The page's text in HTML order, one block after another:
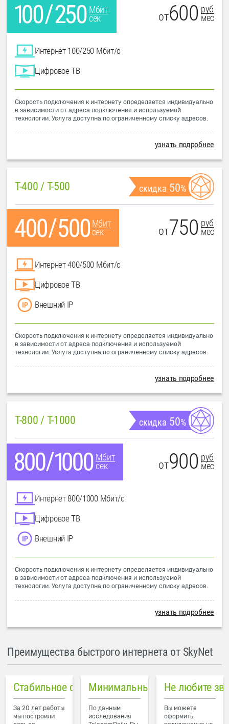
Мбит
сек
от600 руб
мес
Интернет 100/250 Мбит/с
Цифровое ТВ
Скорость подключения к интернету определяется индивидуально
в зависимости от адреса подключения и используемой
технологии. Услуга доступна по ограниченному списку адресов.
узнать подробнее
T-400 / T-500 скидка 50%
Мбит
сек
от750 руб
мес
Интернет 400/500 Мбит/с
Цифровое ТВ
Внешний IP
Скорость подключения к интернету определяется индивидуально
в зависимости от адреса подключения и используемой
технологии. Услуга доступна по ограниченному списку адресов.
узнать подробнее
T-800 / T-1000 скидка 50%
Мбит
сек
от900 руб
мес
Интернет 800/1000 Мбит/с
Цифровое ТВ
Внешний IP
Скорость подключения к интернету определяется индивидуально
в зависимости от адреса подключения и используемой
технологии. Услуга доступна по ограниченному списку адресов.
узнать подробнее
Преимущества быстрого интернета от SkyNet
Стабильное соединение
За 20 лет работы
мы построили
Минимальный пинг в городе
По данным
исследования
Не любите
Вы можете
оформить